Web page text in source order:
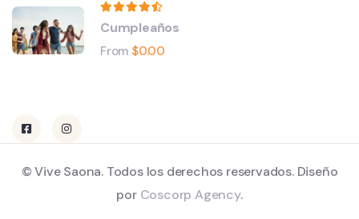
Cumpleaños
From $0.00
© Vive Saona. Todos los derechos reservados. Diseño
por Coscorp Agency.